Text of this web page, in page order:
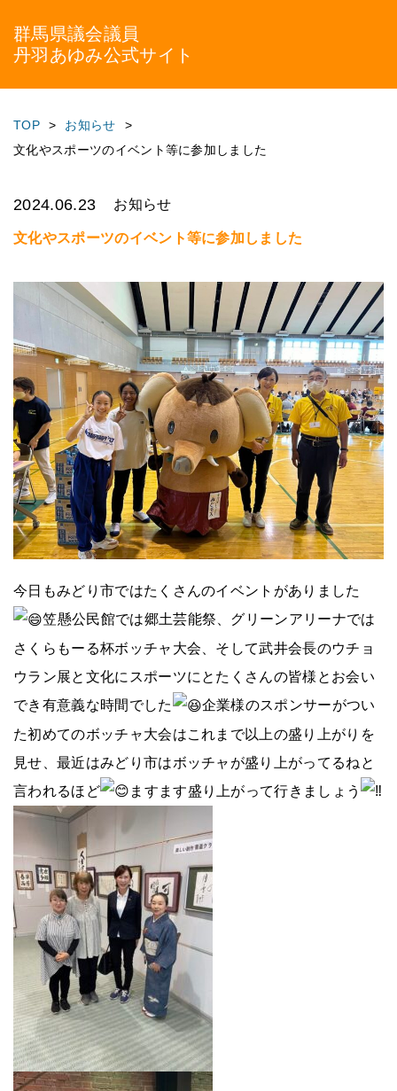
群馬県議会議員
丹羽あゆみ公式サイト
TOP
お知らせ
文化やスポーツのイベント等に参加しました
2024.06.23 お知らせ
文化やスポーツのイベント等に参加しました
今日もみどり市ではたくさんのイベントがありました
笠懸公民館では郷土芸能祭、グリーンアリーナでは
さくらもーる杯ボッチャ大会、そして武井会長のウチョ
ウラン展と文化にスポーツにとたくさんの皆様とお会い
でき有意義な時間でした
企業様のスポンサーがつい
た初めてのボッチャ大会はこれまで以上の盛り上がりを
見せ、最近はみどり市はボッチャが盛り上がってるねと
言われるほど
ますます盛り上がって行きましょう